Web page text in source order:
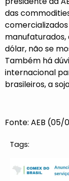
das
dólar, não se
Também há
internacional
brasileiros, a
Fonte: AEB (05/
Tags: